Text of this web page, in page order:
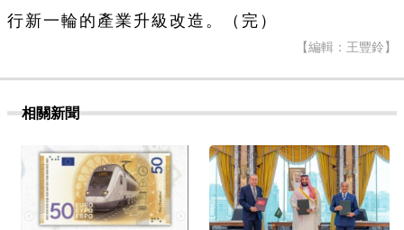
行新一輪的產業升級改造。（完）
【編輯：王豐鈴】
相關新聞